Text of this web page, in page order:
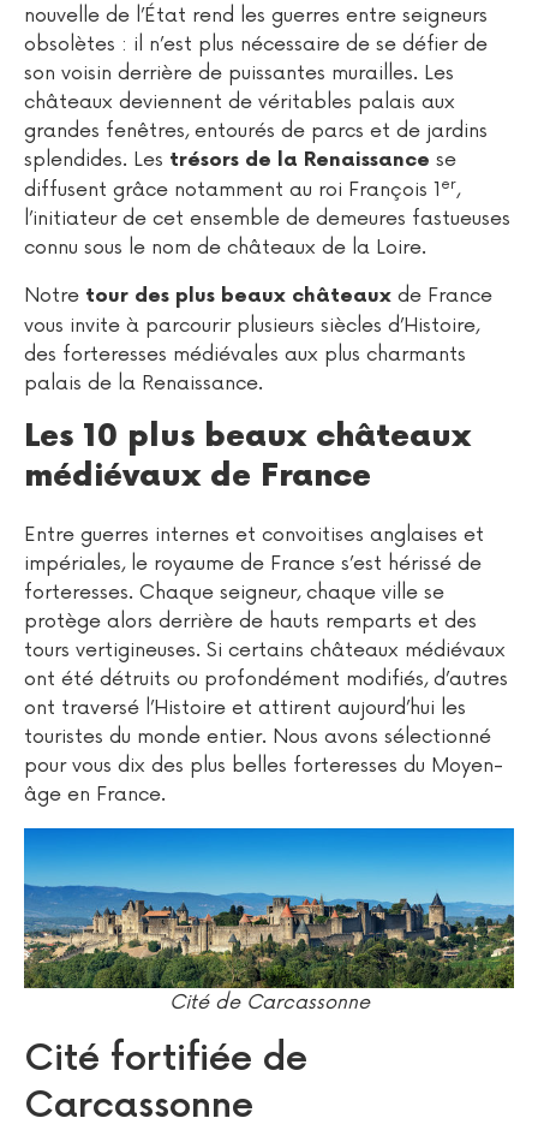
nouvelle de l’État rend les guerres entre seigneurs
obsolètes : il n’est plus nécessaire de se défier de
son voisin derrière de puissantes murailles. Les
châteaux deviennent de véritables palais aux
grandes fenêtres, entourés de parcs et de jardins
splendides. Les trésors de la Renaissance se
diffusent grâce notamment au roi François 1 er,
l’initiateur de cet ensemble de demeures fastueuses
connu sous le nom de châteaux de la Loire.
Notre tour des plus beaux châteaux de France
vous invite à parcourir plusieurs siècles d’Histoire,
des forteresses médiévales aux plus charmants
palais de la Renaissance.
Les 10 plus beaux châteaux
médiévaux de France
Entre guerres internes et convoitises anglaises et
impériales, le royaume de France s’est hérissé de
forteresses. Chaque seigneur, chaque ville se
protège alors derrière de hauts remparts et des
tours vertigineuses. Si certains châteaux médiévaux
ont été détruits ou profondément modifiés, d’autres
ont traversé l’Histoire et attirent aujourd’hui les
touristes du monde entier. Nous avons sélectionné
pour vous dix des plus belles forteresses du Moyen-
âge en France.
Cité de Carcassonne
Cité fortifiée de
Carcassonne